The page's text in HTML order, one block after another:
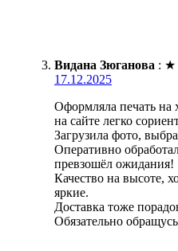
Видана Зюганова : ★
17.12.2025
Оформляла печать на
на сайте легко
Загрузила фото,
Оперативно
превзошёл ожидания!
Качество на высоте,
яркие.
Доставка тоже
Обязательно